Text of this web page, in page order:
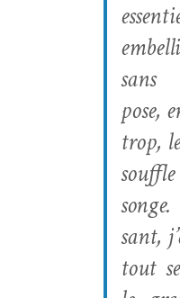
sans
pose,
trop,
sant,
tout